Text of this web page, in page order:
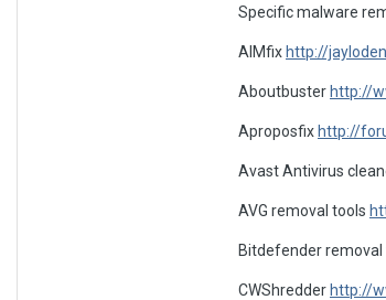
Specific malware
AIMfix http://
Aboutbuster http://
Aproposfix http://
Avast Antivirus
AVG removal tools
Bitdefender removal
CWShredder http://